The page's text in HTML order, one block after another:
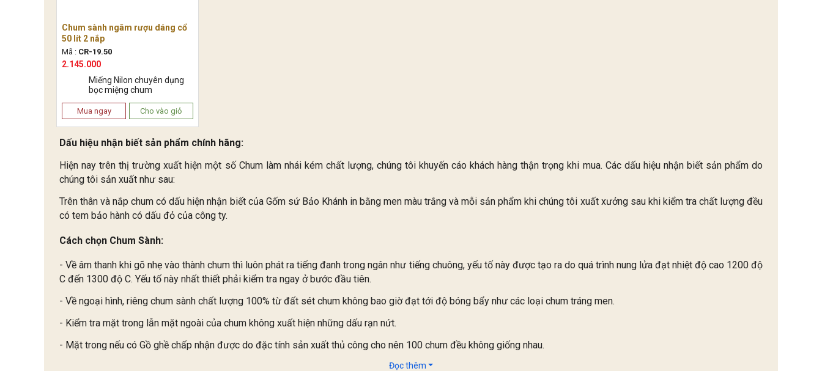
Chum sành ngâm rượu dáng cổ
50 lít 2 nắp
Mã : CR-19.50
2.145.000
Miếng Nilon chuyên dụng
bọc miệng chum
Mua ngay Cho vào giỏ
Dấu hiệu nhận biết sản phẩm chính hãng:
Hiện nay trên thị trường xuất hiện một số Chum làm nhái kém chất lượng, chúng tôi khuyến cáo khách hàng thận trọng khi mua. Các dấu hiệu nhận biết sản phẩm do
chúng tôi sản xuất như sau:
Trên thân và nắp chum có dấu hiện nhận biết của Gốm sứ Bảo Khánh in bằng men màu trắng và mỗi sản phẩm khi chúng tôi xuất xưởng sau khi kiểm tra chất lượng đều
có tem bảo hành có dấu đỏ của công ty.
Cách chọn Chum Sành:
- Về âm thanh khi gõ nhẹ vào thành chum thì luôn phát ra tiếng đanh trong ngân như tiếng chuông, yếu tố này được tạo ra do quá trình nung lửa đạt nhiệt độ cao 1200 độ
C đến 1300 độ C. Yếu tố này nhất thiết phải kiểm tra ngay ở bước đầu tiên.
- Về ngoại hình, riêng chum sành chất lượng 100% từ đất sét chum không bao giờ đạt tới độ bóng bẩy như các loại chum tráng men.
- Kiểm tra mặt trong lẫn mặt ngoài của chum không xuất hiện những dấu rạn nứt.
- Mặt trong nếu có Gồ ghề chấp nhận được do đặc tính sản xuất thủ công cho nên 100 chum đều không giống nhau.
Đọc thêm